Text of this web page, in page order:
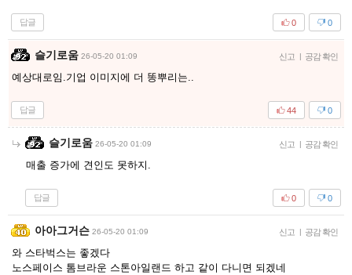
답글 0
0
슬기로움 26-05-20 01:09 신고 | 공감 확인
예상대로임.기업 이미지에 더 똥뿌리는..
답글 0
44
슬기로움 26-05-20 01:09 신고 | 공감 확인
매출 증가에 견인도 못하지.
답글 0
0
아아그거슨 26-05-20 01:09 신고 | 공감 확인
와 스타벅스는 좋겠다
노스페이스 톰브라운 스톤아일랜드 하고 같이 다니면 되겠네